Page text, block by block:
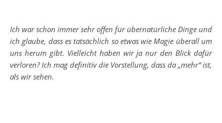
Ich war schon immer sehr offen für übernatürliche Dinge und
ich glaube, dass es tatsächlich so etwas wie Magie überall um
uns herum gibt. Vielleicht haben wir ja nur den Blick dafür
verloren? Ich mag definitiv die Vorstellung, dass da „mehr“ ist,
als wir sehen.